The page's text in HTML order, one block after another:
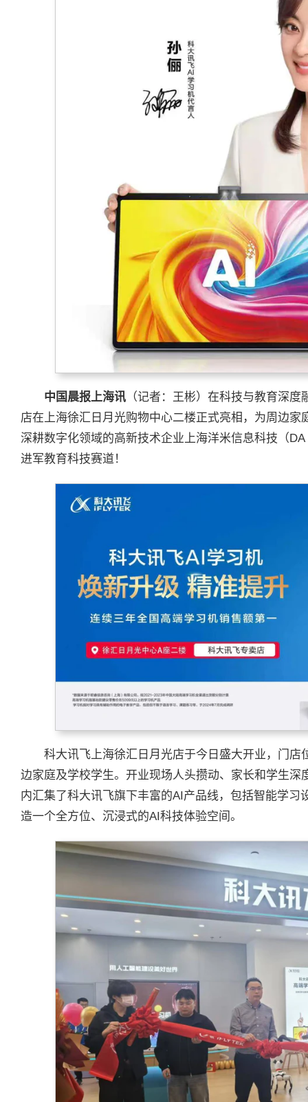
中国晨报上海讯 （记者：王彬）在科技与教育深
店在上海徐汇日月光购物中心二楼正式亮相，为周边
深耕数字化领域的高新技术企业上海洋米信息科技（
进军教育科技赛道！
科大讯飞上海徐汇日月光店于今日盛大开业，门
边家庭及学校学生。开业现场人头攒动、家长和学生
内汇集了科大讯飞旗下丰富的AI产品线，包括智能学
造一个全方位、沉浸式的AI科技体验空间。